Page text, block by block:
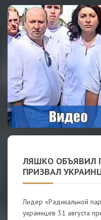
ЛЯШКО ОБЪЯВИЛ
ПРИЗВАЛ
Лидер «Радикальной
украинцев 31 августа